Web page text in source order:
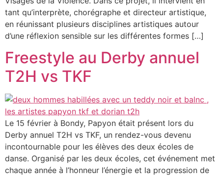
tant qu’interprète, chorégraphe et directeur artistique,
en réunissant plusieurs disciplines artistiques autour
d’une réflexion sensible sur les différentes formes […]
Freestyle au Derby annuel
T2H vs TKF
Le 15 février à Bondy, Papyon était présent lors du
Derby annuel T2H vs TKF, un rendez-vous devenu
incontournable pour les élèves des deux écoles de
danse. Organisé par les deux écoles, cet événement met
chaque année à l’honneur l’énergie et la progression de